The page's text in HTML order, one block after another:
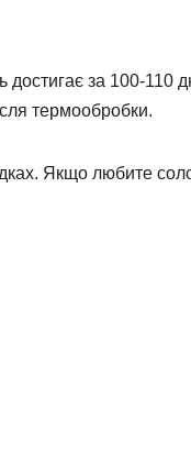
за 100-110
термообробки.
Якщо любите